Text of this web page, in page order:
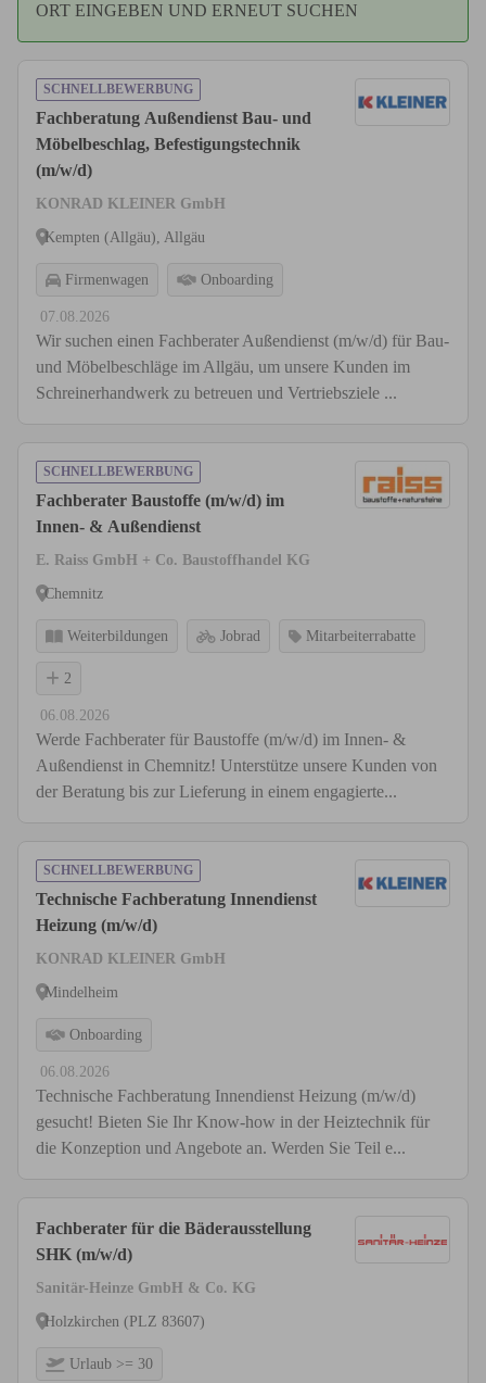
ORT EINGEBEN UND ERNEUT SUCHEN
SCHNELLBEWERBUNG
Fachberatung Außendienst Bau- und
Möbelbeschlag, Befestigungstechnik
(m/w/d)
KONRAD KLEINER GmbH
Kempten (Allgäu), Allgäu
Firmenwagen Onboarding
07.08.2026
Wir suchen einen Fachberater Außendienst (m/w/d) für Bau-
und Möbelbeschläge im Allgäu, um unsere Kunden im
Schreinerhandwerk zu betreuen und Vertriebsziele ...
SCHNELLBEWERBUNG
Fachberater Baustoffe (m/w/d) im
Innen- & Außendienst
E. Raiss GmbH + Co. Baustoffhandel KG
Chemnitz
Weiterbildungen Jobrad Mitarbeiterrabatte
2
06.08.2026
Werde Fachberater für Baustoffe (m/w/d) im Innen- &
Außendienst in Chemnitz! Unterstütze unsere Kunden von
der Beratung bis zur Lieferung in einem engagierte...
SCHNELLBEWERBUNG
Technische Fachberatung Innendienst
Heizung (m/w/d)
KONRAD KLEINER GmbH
Mindelheim
Onboarding
06.08.2026
Technische Fachberatung Innendienst Heizung (m/w/d)
gesucht! Bieten Sie Ihr Know-how in der Heiztechnik für
die Konzeption und Angebote an. Werden Sie Teil e...
Fachberater für die Bäderausstellung
SHK (m/w/d)
Sanitär-Heinze GmbH & Co. KG
Holzkirchen (PLZ 83607)
Urlaub >= 30